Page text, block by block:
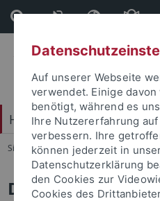
Direkt
zum
Inhalt
Direkt
zur
Fußleiste
Sie sind hier: Startseite ...
Die
Auf unserer Webseite
verwendet. Einige
benötigt, während es
Ihre Nutzererfahrung
verbessern. Ihre
können jederzeit in
Datenschutzerklärung
den Cookies zur
Cookies des